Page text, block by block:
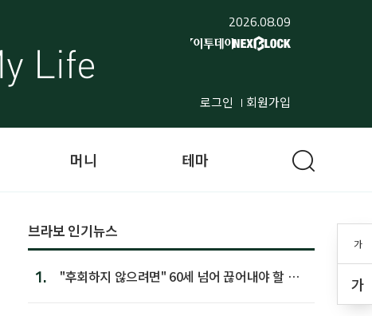
2026.08.09
로그인 회원가입
가
가
머니 테마
브라보 인기뉴스
1.
"후회하지 않으려면" 60세 넘어 끊어내야 할 사